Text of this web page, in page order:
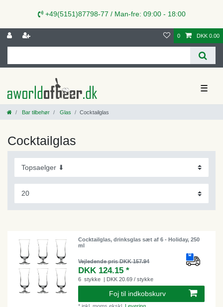
+49(5151)87798-77 / Man-fre: 09:00 - 18:00
0 DKK 0.00
☰
Bar tilbehør Glas Cocktailglas
Cocktailglas
Cocktailglas, drinksglas sæt af 6 - Holiday, 250
ml
Vejledende pris DKK 157.94
DKK 124.15 *
6 stykke | DKK 20.69 / stykke
Foj til indkobskurv